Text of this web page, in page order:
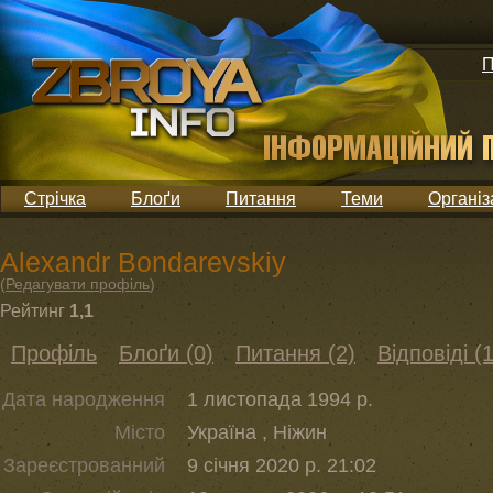
Стрічка Блоґи Питання Теми
Alexandr Bondarevskiy
(Редагувати профіль)
Рейтинг 1,1
Профіль Блоґи (0) Питання (2) Відповіді
Дата народження
1 листопада 1994 р.
Місто
Україна , Ніжин
Зареєстрованний
9 січня 2020 р. 21:02